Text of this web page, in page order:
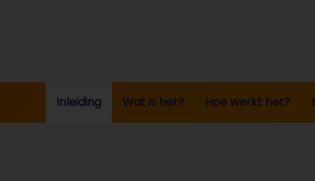
Inleiding Wat is het? Hoe werkt het?